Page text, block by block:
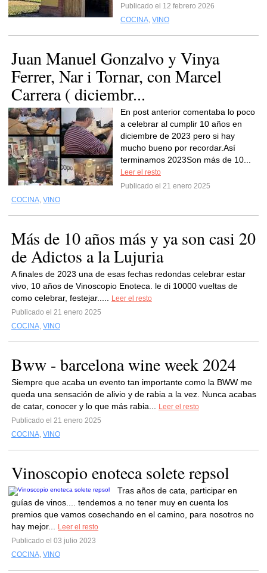
Publicado el 12 febrero 2026
COCINA, VINO
Juan Manuel Gonzalvo y Vinya
Ferrer, Nar i Tornar, con Marcel
Carrera ( diciembr...
En post anterior comentaba lo poco
a celebrar al cumplir 10 años en
diciembre de 2023 pero si hay
mucho bueno por recordar.Así
terminamos 2023Son más de 10...
Leer el resto
Publicado el 21 enero 2025
COCINA, VINO
Más de 10 años más y ya son casi 20
de Adictos a la Lujuria
A finales de 2023 una de esas fechas redondas celebrar estar
vivo, 10 años de Vinoscopio Enoteca. le di 10000 vueltas de
como celebrar, festejar.....
Leer el resto
Publicado el 21 enero 2025
COCINA, VINO
Bww - barcelona wine week 2024
Siempre que acaba un evento tan importante como la BWW me
queda una sensación de alivio y de rabia a la vez. Nunca acabas
de catar, conocer y lo que más rabia...
Leer el resto
Publicado el 21 enero 2025
COCINA, VINO
Vinoscopio enoteca solete repsol
Tras años de cata, participar en
guías de vinos.... tendemos a no tener muy en cuenta los
premios que vamos cosechando en el camino, para nosotros no
hay mejor...
Leer el resto
Publicado el 03 julio 2023
COCINA, VINO